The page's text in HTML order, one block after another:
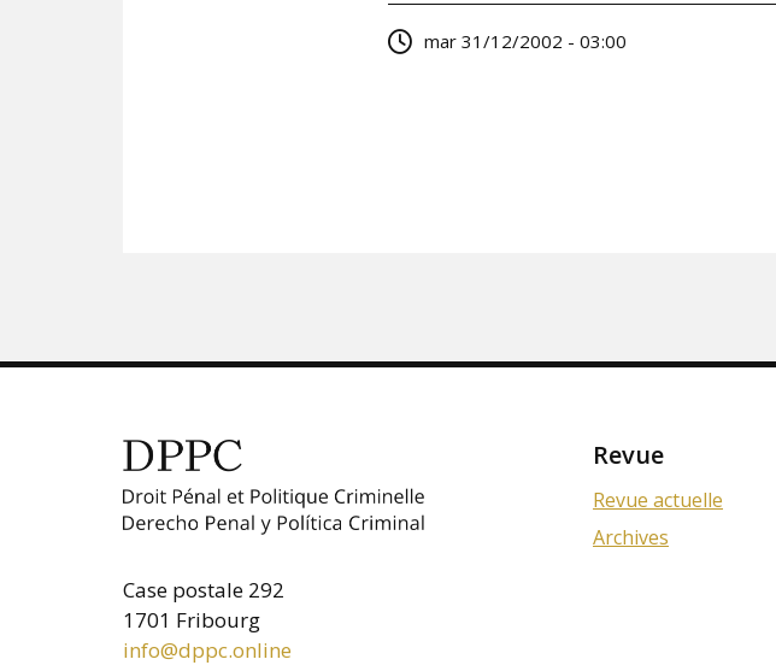
mar 31/12/2002 - 03:00
Case postale 292
1701 Fribourg
info@dppc.online
Revue
Revue actuelle
Archives